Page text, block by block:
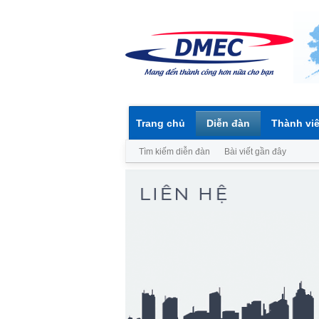
Trang chủ Diễn đàn
Tìm kiếm diễn đàn Bài viết gần đây
Thành